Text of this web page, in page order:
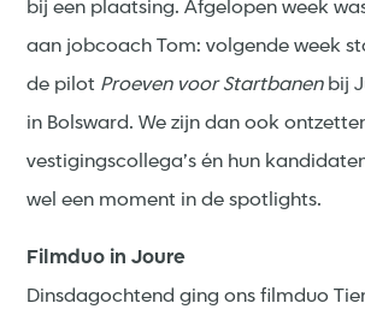
bij een plaatsing. Afgelopen week
aan jobcoach Tom: volgende week
de pilot Proeven voor Startbanenbij
in Bolsward. We zijn dan ook
vestigingscollega’s én hun
wel een moment in de spotlights.
Filmduo in Joure
Dinsdagochtend ging ons filmduo